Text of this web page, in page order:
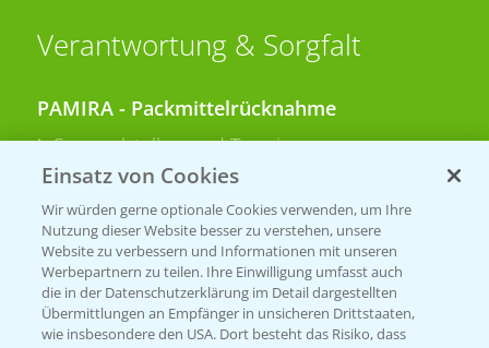
Verantwortung & Sorgfalt
PAMIRA - Packmittelrücknahme
Sammelstellen und Termine
PRE - Chemikalien sicher entsorgen
Sammelstellen und Termine
Kontakt & Notfall
Einsatz von Cookies
Wir würden gerne optionale Cookies verwenden, um Ihre
Nutzung dieser Website besser zu verstehen, unsere
Website zu verbessern und Informationen mit unseren
Werbepartnern zu teilen. Ihre Einwilligung umfasst auch
die in der Datenschutzerklärung im Detail dargestellten
Übermittlungen an Empfänger in unsicheren Drittstaaten,
wie insbesondere den USA. Dort besteht das Risiko, dass